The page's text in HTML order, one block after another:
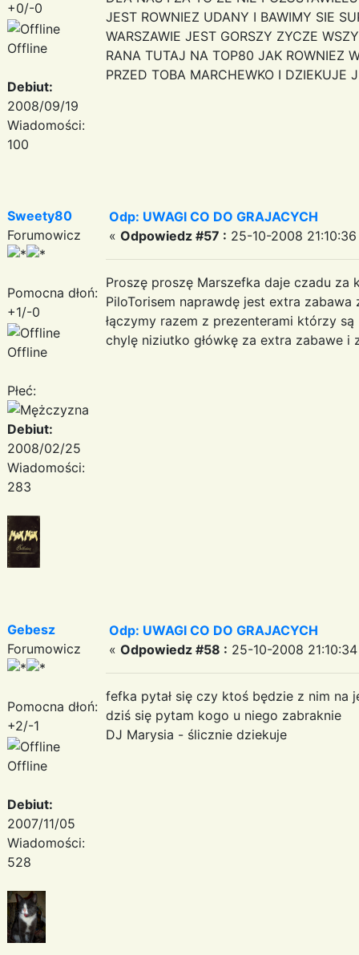
+0/-0
Offline
Debiut:
2008/09/19
Wiadomości:
100
JEST ROWNIEZ UDANY I BAWIMY SIE
WARSZAWIE JEST GORSZY ZYCZE
RANA TUTAJ NA TOP80 JAK ROWNIEZ
PRZED TOBA MARCHEWKO I DZIEKUJE
Sweety80
Forumowicz
Pomocna dłoń:
+1/-0
Offline
Płeć:
Debiut:
2008/02/25
Wiadomości:
283
Odp: UWAGI CO DO GRAJACYCH
« Odpowiedz #57 : 25-10-2008
Proszę proszę Marszefka daje czadu za
PiloTorisem naprawdę jest extra
łączymy razem z prezenterami którzy
chylę niziutko główkę za extra zabawe
Gebesz
Forumowicz
Pomocna dłoń:
+2/-1
Offline
Debiut:
2007/11/05
Wiadomości:
528
Odp: UWAGI CO DO GRAJACYCH
« Odpowiedz #58 : 25-10-2008
fefka pytał się czy ktoś będzie z nim na
dziś się pytam kogo u niego zabraknie
DJ Marysia - ślicznie dziekuje